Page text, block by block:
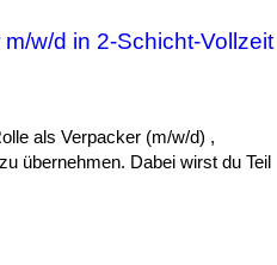
m/w/d in 2-Schicht-Vollzeit
als Verpacker (m/w/d) ,
übernehmen. Dabei wirst du Teil